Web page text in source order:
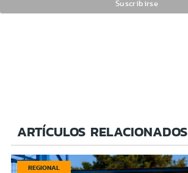
ARTÍCULOS RELACIONADOS
REGIONAL